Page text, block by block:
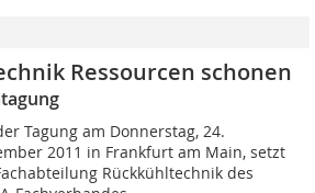
Ressourcen schonen
Tagung am Donnerstag, 24.
2011 in Frankfurt am Main, setzt
Rückkühltechnik des